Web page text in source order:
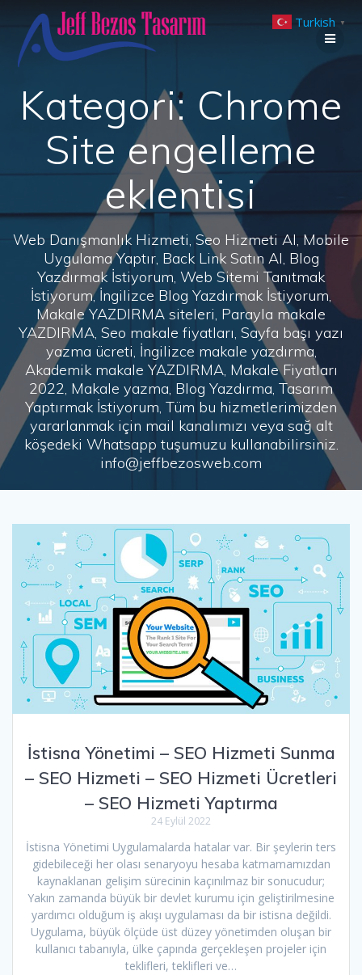
to
Kategori: Chrome
Site engelleme
eklentisi
Web Danışmanlık Hizmeti, Seo Hizmeti Al, Mobile
Uygulama Yaptır, Back Link Satın Al, Blog
Yazdırmak İstiyorum, Web Sitemi Tanıtmak
İstiyorum, İngilizce Blog Yazdırmak İstiyorum,
Makale YAZDIRMA siteleri, Parayla makale
YAZDIRMA, Seo makale fiyatları, Sayfa başı yazı
yazma ücreti, İngilizce makale yazdırma,
Akademik makale YAZDIRMA, Makale Fiyatları
2022, Makale yazma, Blog Yazdırma, Tasarım
Yaptırmak İstiyorum, Tüm bu hizmetlerimizden
yararlanmak için mail kanalımızı veya sağ alt
köşedeki Whatsapp tuşumuzu kullanabilirsiniz.
info@jeffbezosweb.com
İstisna Yönetimi – SEO Hizmeti Sunma
– SEO Hizmeti – SEO Hizmeti Ücretleri
– SEO Hizmeti Yaptırma
24 Eylül 2022
İstisna Yönetimi Uygulamalarda hatalar var. Bir şeylerin ters
gidebileceği her olası senaryoyu hesaba katmamamızdan
kaynaklanan gelişim sürecinin kaçınılmaz bir sonucudur;
Yakın zamanda büyük bir devlet kurumu için geliştirilmesine
yardımcı olduğum iş akışı uygulaması da bir istisna değildi.
Uygulama, büyük ölçüde üst düzey yönetimden oluşan bir
kullanıcı tabanıyla, ülke çapında gerçekleşen projeler için
teklifleri, teklifleri ve…
Turkish ▼